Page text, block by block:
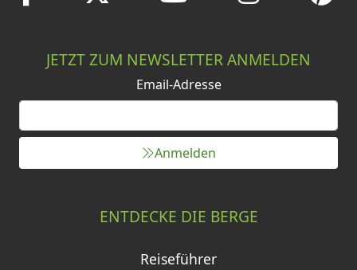
JETZT ZUM NEWSLETTER ANMELDEN
Email-Adresse
Anmelden
ENTDECKE DIE BERGE
Reiseführer